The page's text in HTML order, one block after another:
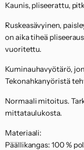
Kaunis, pliseerattu,
Ruskeasävyinen,
on aika tiheä
vuoritettu.
Kuminauhavyötärö,
Tekonahkanyöristä
Normaali mitoitus.
mittataulukosta.
Materiaali:
Päällikangas: 100 %